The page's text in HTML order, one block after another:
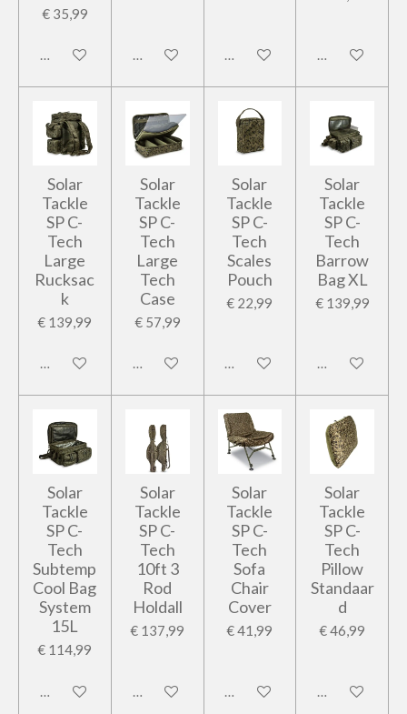
€ 35,99
In winkelwagen In winkelwagen In winkelwagen In
Solar
Tackle
SP C-
Tech
Large
Rucksac
k
€ 139,99
In winkelwagen
Solar
Tackle
SP C-
Tech
Large
Tech
Case
€ 57,99
In winkelwagen
Solar
Tackle
SP C-
Tech
Scales
Pouch
€ 22,99
In winkelwagen
Solar
Tackle
SP C-
Tech
Barrow
Bag XL
€ 139,99
In
Solar
Tackle
SP C-
Tech
Subtemp
Cool Bag
System
15L
€ 114,99
In winkelwagen
Solar
Tackle
SP C-
Tech
10ft 3
Rod
Holdall
€ 137,99
In winkelwagen
Solar
Tackle
SP C-
Tech
Sofa
Chair
Cover
€ 41,99
In winkelwagen
Solar
Tackle
SP C-
Tech
Pillow
Standaar
d
€ 46,99
In